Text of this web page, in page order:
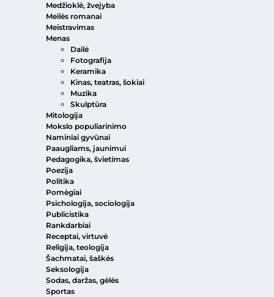
Medžioklė, žvejyba
Meilės romanai
Meistravimas
Menas
Dailė
Fotografija
Keramika
Kinas, teatras, šokiai
Muzika
Skulptūra
Mitologija
Mokslo populiarinimo
Naminiai gyvūnai
Paaugliams, jaunimui
Pedagogika, švietimas
Poezija
Politika
Pomėgiai
Psichologija, sociologija
Publicistika
Rankdarbiai
Receptai, virtuvė
Religija, teologija
Šachmatai, šaškės
Seksologija
Sodas, daržas, gėlės
Sportas